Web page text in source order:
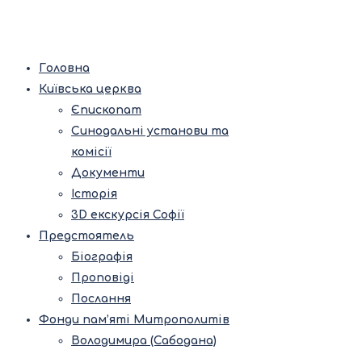
Головна
Київська церква
Єпископат
Синодальні установи та
комісії
Документи
Історія
3D екскурсія Софії
Предстоятель
Біографія
Проповіді
Послання
Фонди пам’яті Митрополитів
Володимира (Сабодана)